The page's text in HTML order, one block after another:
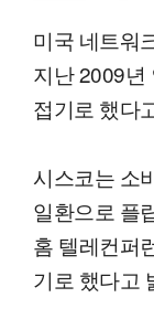
미국 네트워
지난 2009년
접기로 했다
시스코는 소
일환으로 플
홈 텔레컨퍼
기로 했다고